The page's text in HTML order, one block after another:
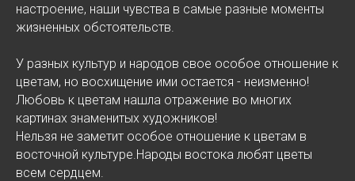
настроение, наши чувства в самые разные моменты
жизненных обстоятельств.
У разных культур и народов свое особое отношение к
цветам, но восхищение ими остается - неизменно!
Любовь к цветам нашла отражение во многих
картинах знаменитых художников!
Нельзя не заметит особое отношение к цветам в
восточной культуре.Народы востока любят цветы
всем сердцем.